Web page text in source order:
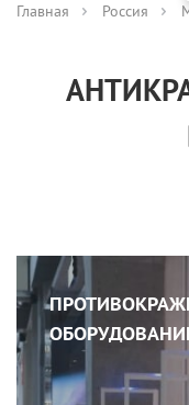
Главная Россия